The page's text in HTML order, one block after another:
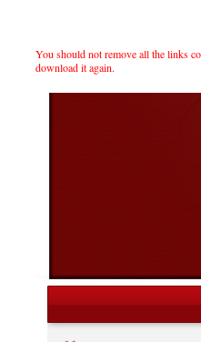
You should not remove all the links
download it again.